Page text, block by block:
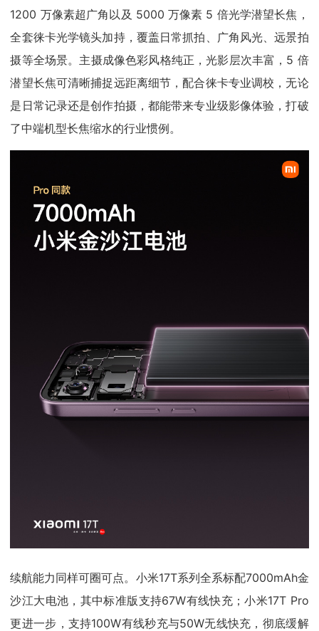
1200 万像素超广角以及 5000 万像素 5 倍光学潜望长焦，
全套徕卡光学镜头加持，覆盖日常抓拍、广角风光、远景拍
摄等全场景。主摄成像色彩风格纯正，光影层次丰富，5 倍
潜望长焦可清晰捕捉远距离细节，配合徕卡专业调校，无论
是日常记录还是创作拍摄，都能带来专业级影像体验，打破
了中端机型长焦缩水的行业惯例。
续航能力同样可圈可点。小米17T系列全系标配7000mAh金
沙江大电池，其中标准版支持67W有线快充；小米17T Pro
更进一步，支持100W有线秒充与50W无线快充，彻底缓解